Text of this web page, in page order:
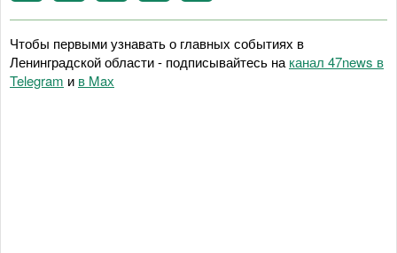
Чтобы первыми узнавать о главных событиях в
Ленинградской области - подписывайтесь на канал 47news в
Telegram и в Maх